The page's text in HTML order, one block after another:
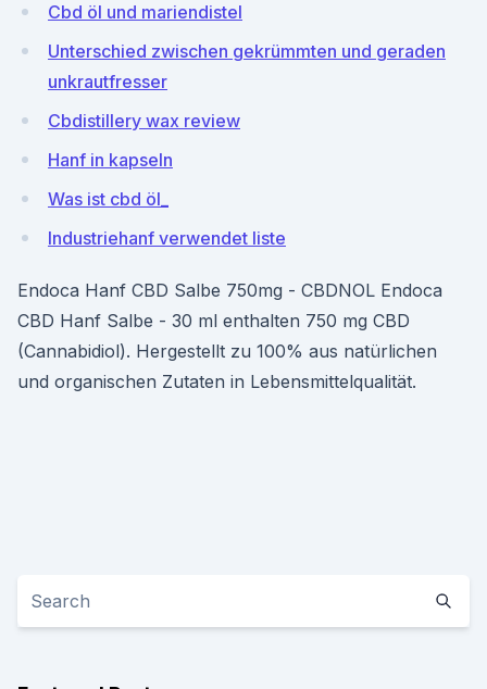
Cbd öl und mariendistel
Unterschied zwischen gekrümmten und geraden
unkrautfresser
Cbdistillery wax review
Hanf in kapseln
Was ist cbd öl_
Industriehanf verwendet liste
Endoca Hanf CBD Salbe 750mg - CBDNOL Endoca
CBD Hanf Salbe - 30 ml enthalten 750 mg CBD
(Cannabidiol). Hergestellt zu 100% aus natürlichen
und organischen Zutaten in Lebensmittelqualität.